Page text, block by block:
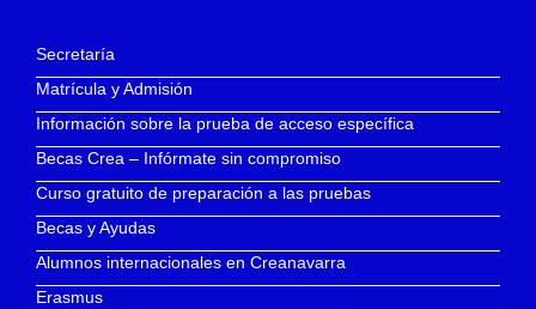
Secretaría
Matrícula y Admisión
Información sobre la prueba de acceso específica
Becas Crea – Infórmate sin compromiso
Curso gratuito de preparación a las pruebas
Becas y Ayudas
Alumnos internacionales en Creanavarra
Erasmus